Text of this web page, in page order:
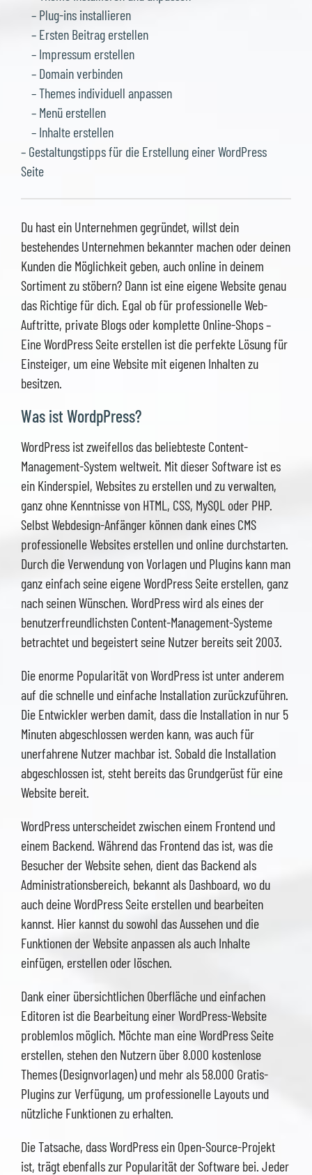
– Plug-ins installieren
– Ersten Beitrag erstellen
– Impressum erstellen
– Domain verbinden
– Themes individuell anpassen
– Menü erstellen
– Inhalte erstellen
– Gestaltungstipps für die Erstellung einer WordPress
Seite
Du hast ein Unternehmen gegründet, willst dein
bestehendes Unternehmen bekannter machen oder deinen
Kunden die Möglichkeit geben, auch online in deinem
Sortiment zu stöbern? Dann ist eine eigene Website genau
das Richtige für dich. Egal ob für professionelle Web-
Auftritte, private Blogs oder komplette Online-Shops –
Eine WordPress Seite erstellen ist die perfekte Lösung für
Einsteiger, um eine Website mit eigenen Inhalten zu
besitzen.
Was ist WordpPress?
WordPress ist zweifellos das beliebteste Content-
Management-System weltweit. Mit dieser Software ist es
ein Kinderspiel, Websites zu erstellen und zu verwalten,
ganz ohne Kenntnisse von HTML, CSS, MySQL oder PHP.
Selbst Webdesign-Anfänger können dank eines CMS
professionelle Websites erstellen und online durchstarten.
Durch die Verwendung von Vorlagen und Plugins kann man
ganz einfach seine eigene WordPress Seite erstellen, ganz
nach seinen Wünschen. WordPress wird als eines der
benutzerfreundlichsten Content-Management-Systeme
betrachtet und begeistert seine Nutzer bereits seit 2003.
Die enorme Popularität von WordPress ist unter anderem
auf die schnelle und einfache Installation zurückzuführen.
Die Entwickler werben damit, dass die Installation in nur 5
Minuten abgeschlossen werden kann, was auch für
unerfahrene Nutzer machbar ist. Sobald die Installation
abgeschlossen ist, steht bereits das Grundgerüst für eine
Website bereit.
WordPress unterscheidet zwischen einem Frontend und
einem Backend. Während das Frontend das ist, was die
Besucher der Website sehen, dient das Backend als
Administrationsbereich, bekannt als Dashboard, wo du
auch deine WordPress Seite erstellen und bearbeiten
kannst. Hier kannst du sowohl das Aussehen und die
Funktionen der Website anpassen als auch Inhalte
einfügen, erstellen oder löschen.
Dank einer übersichtlichen Oberfläche und einfachen
Editoren ist die Bearbeitung einer WordPress-Website
problemlos möglich. Möchte man eine WordPress Seite
erstellen, stehen den Nutzern über 8.000 kostenlose
Themes (Designvorlagen) und mehr als 58.000 Gratis-
Plugins zur Verfügung, um professionelle Layouts und
nützliche Funktionen zu erhalten.
Die Tatsache, dass WordPress ein Open-Source-Projekt
ist, trägt ebenfalls zur Popularität der Software bei. Jeder